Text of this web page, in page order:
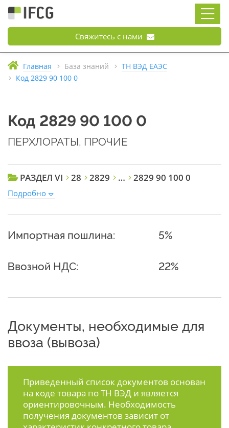
Свяжитесь с нами
Главная База знаний
ТН ВЭД ЕАЭС
Код 2829 90 100 0
Код 2829 90 100 0
ПЕРХЛОРАТЫ, ПРОЧИЕ
РАЗДЕЛ VI 28 2829 … 2829 90 100 0
Подробно
Импортная пошлина: 5%
Ввозной НДС: 22%
Документы, необходимые для
ввоза (вывоза)
Приведенный список документов основан
на коде товара по ТН ВЭД и является
ориентировочным. Необходимость
получения документов зависит от